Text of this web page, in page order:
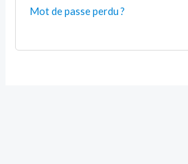
Mot de passe perdu ?